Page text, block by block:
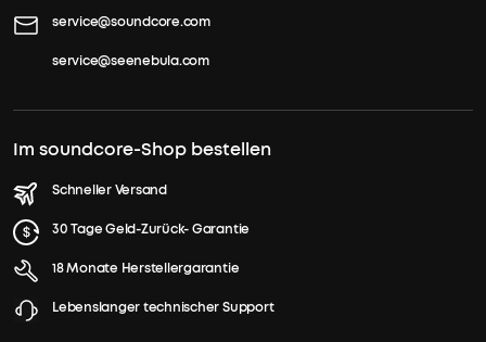
service@soundcore.com
service@seenebula.com
Im soundcore-Shop bestellen
Schneller Versand
30 Tage Geld-Zurück- Garantie
18 Monate Herstellergarantie
Lebenslanger technischer Support